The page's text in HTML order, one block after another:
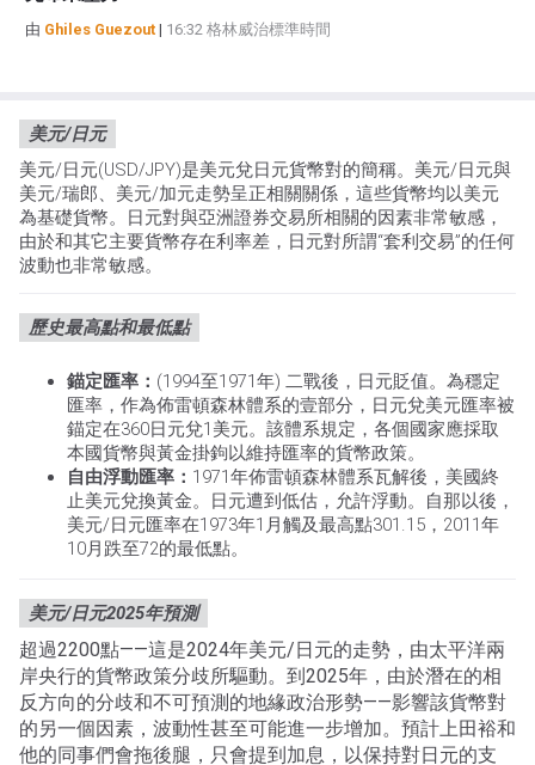
由 Ghiles Guezout | 16:32 格林威治標準時間
美元/日元
美元/日元(USD/JPY)是美元兌日元貨幣對的簡稱。美元/日元與
美元/瑞郎、美元/加元走勢呈正相關關係，這些貨幣均以美元
為基礎貨幣。日元對與亞洲證券交易所相關的因素非常敏感，
由於和其它主要貨幣存在利率差，日元對所謂“套利交易”的任何
波動也非常敏感。
歷史最高點和最低點
錨定匯率： (1994至1971年) 二戰後，日元貶值。為穩定
匯率，作為佈雷頓森林體系的壹部分，日元兌美元匯率被
錨定在360日元兌1美元。該體系規定，各個國家應採取
本國貨幣與黃金掛鉤以維持匯率的貨幣政策。
自由浮動匯率： 1971年佈雷頓森林體系瓦解後，美國終
止美元兌換黃金。日元遭到低估，允許浮動。自那以後，
美元/日元匯率在1973年1月觸及最高點301.15，2011年
10月跌至72的最低點。
美元/日元2025年預測
超過2200點——這是2024年美元/日元的走勢，由太平洋兩
岸央行的貨幣政策分歧所驅動。到2025年，由於潛在的相
反方向的分歧和不可預測的地緣政治形勢——影響該貨幣對
的另一個因素，波動性甚至可能進一步增加。預計上田裕和
他的同事們會拖後腿，只會提到加息，以保持對日元的支